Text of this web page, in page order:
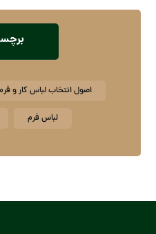
اصول انتخاب لباس کار و
لباس فرم